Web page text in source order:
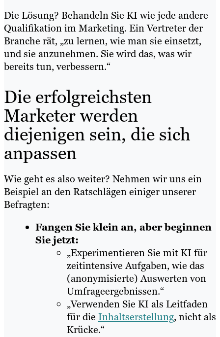
Die Lösung? Behandeln Sie KI wie jede andere
Qualifikation im Marketing. Ein Vertreter der
Branche rät, „zu lernen, wie man sie einsetzt,
und sie anzunehmen. Sie wird das, was wir
bereits tun, verbessern.“
Die erfolgreichsten
Marketer werden
diejenigen sein, die sich
anpassen
Wie geht es also weiter? Nehmen wir uns ein
Beispiel an den Ratschlägen einiger unserer
Befragten:
Fangen Sie klein an, aber beginnen
Sie jetzt:
„Experimentieren Sie mit KI für
zeitintensive Aufgaben, wie das
(anonymisierte) Auswerten von
Umfrageergebnissen.“
„Verwenden Sie KI als Leitfaden
für die Inhaltserstellung, nicht als
Krücke.“